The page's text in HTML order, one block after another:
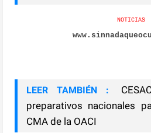
NOTICIAS
LEER TAMBIÉN :
preparativos nacionales
CMA de la OACI